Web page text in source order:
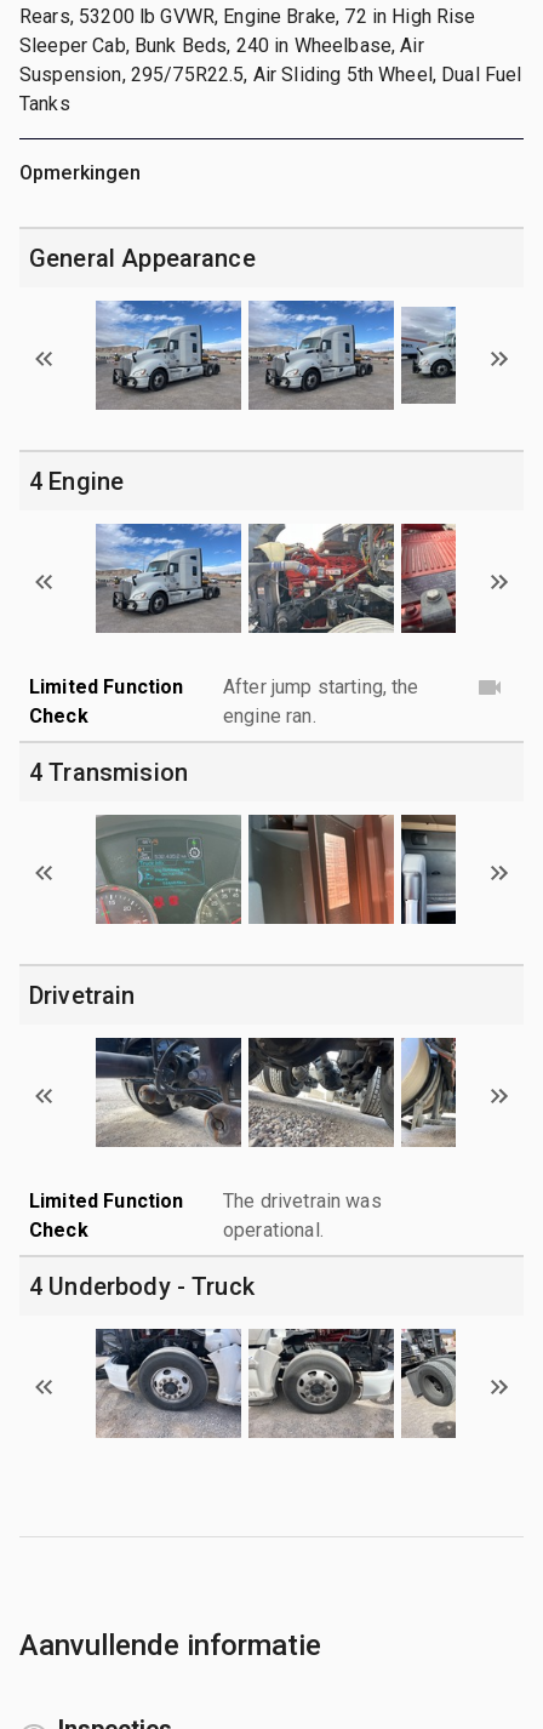
Rears, 53200 lb GVWR, Engine Brake, 72 in High Rise
Sleeper Cab, Bunk Beds, 240 in Wheelbase, Air
Suspension, 295/75R22.5, Air Sliding 5th Wheel, Dual Fuel
Tanks
Opmerkingen
General Appearance
4 Engine
Limited Function
Check
After jump starting, the
engine ran.
4 Transmision
Drivetrain
Limited Function
Check
The drivetrain was
operational.
4 Underbody - Truck
Aanvullende informatie